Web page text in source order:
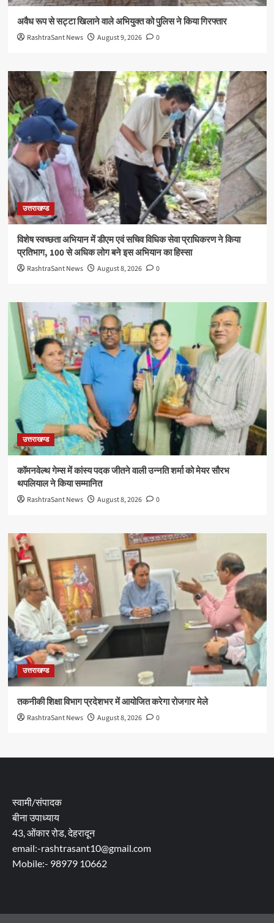
अवैध रूप से सट्टा खिलाने वाले अभियुक्त को पुलिस ने किया गिरफ्तार
RashtraSant News August 9, 2026 0
उत्तराखण्ड
विशेष स्वच्छता अभियान में डीएम एवं सचिव विधिक सेवा प्राधिकरण ने किया
प्रतिभाग, 100 से अधिक लोग बने इस अभियान का हिस्सा
RashtraSant News August 8, 2026 0
उत्तराखण्ड
कॉमनवेल्थ गेम्स में कांस्य पदक जीतने वाली उन्नति शर्मा को मेयर सौरभ
थपलियाल ने किया सम्मानित
RashtraSant News August 8, 2026 0
उत्तराखण्ड
तकनीकी शिक्षा विभाग प्रदेशभर में आयोजित करेगा रोजगार मेले
RashtraSant News August 8, 2026 0
स्वामी/संपादक
बीना उपाध्याय
43, ओंकार रोड, देहरादून
email:-rashtrasant10@gmail.com
Mobile:- 98979 10662